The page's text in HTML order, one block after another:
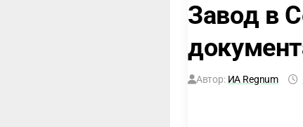
Завод в
Автор: ИА Regnum